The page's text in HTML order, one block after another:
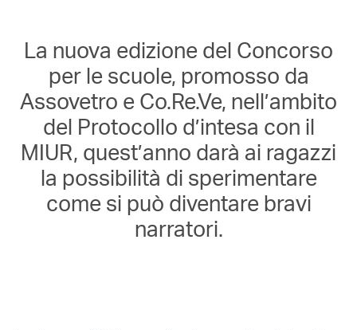
La nuova edizione del Concorso
per le scuole, promosso da
Assovetro e Co.Re.Ve, nell’ambito
del Protocollo d’intesa con il
MIUR, quest’anno darà ai ragazzi
la possibilità di sperimentare
come si può diventare bravi
narratori.